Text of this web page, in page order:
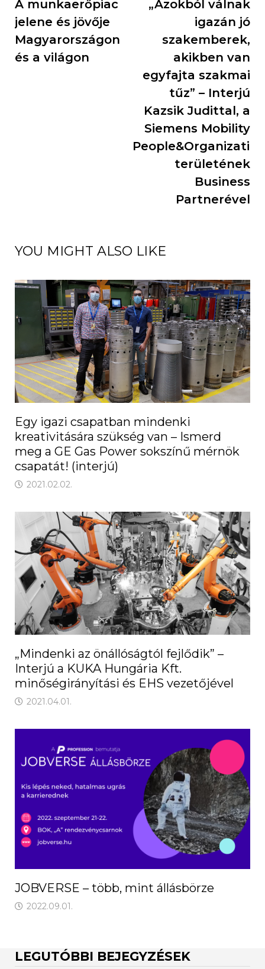
A munkaerőpiac
jelene és jövője
Magyarországon
és a világon
„Azokból válnak
igazán jó
szakemberek,
akikben van
egyfajta szakmai
tűz” – Interjú
Kazsik Judittal, a
Siemens Mobility
People&Organization
területének
Business
Partnerével
YOU MIGHT ALSO LIKE
Egy igazi csapatban mindenki
kreativitására szükség van – Ismerd
meg a GE Gas Power sokszínű mérnök
csapatát! (interjú)
2021.02.02.
„Mindenki az önállóságtól fejlődik” –
Interjú a KUKA Hungária Kft.
minőségirányítási és EHS vezetőjével
2021.04.01.
JOBVERSE – több, mint állásbörze
2022.09.01.
LEGUTÓBBI BEJEGYZÉSEK